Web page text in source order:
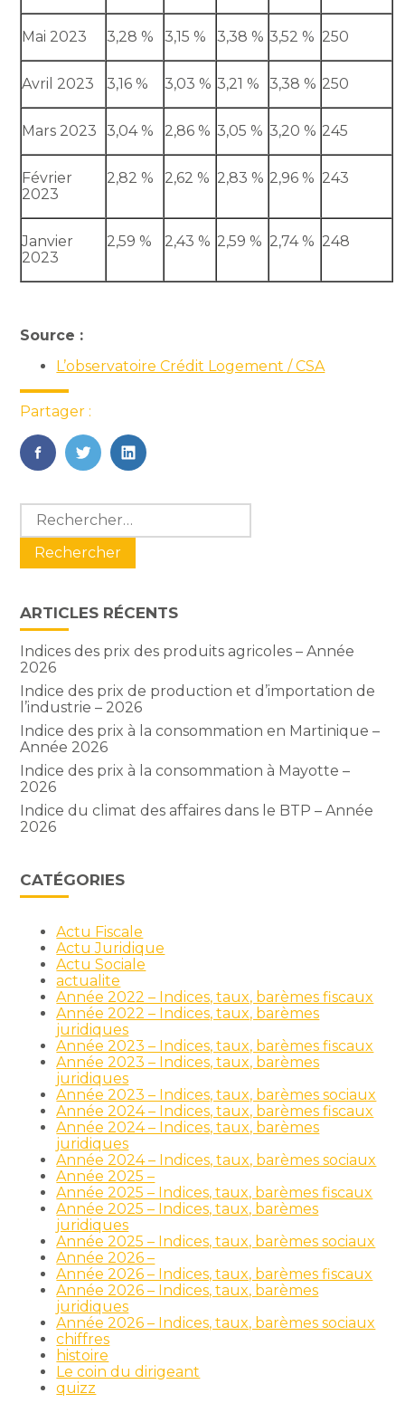
Mai 2023 3,28 % 3,15 % 3,38 % 3,52 % 250
Avril 2023 3,16 % 3,03 % 3,21 % 3,38 % 250
Mars 2023 3,04 % 2,86 % 3,05 % 3,20 % 245
Février
2023
2,82 % 2,62 % 2,83 % 2,96 % 243
Janvier
2023
2,59 % 2,43 % 2,59 % 2,74 % 248
Source :
L’observatoire Crédit Logement / CSA
Partager :
FaceBook
TwitterLinkedIn
Blog
sidebar
Rechercher :
ARTICLES RÉCENTS
Indices des prix des produits agricoles – Année
2026
Indice des prix de production et d’importation de
l’industrie – 2026
Indice des prix à la consommation en Martinique –
Année 2026
Indice des prix à la consommation à Mayotte –
2026
Indice du climat des affaires dans le BTP – Année
2026
CATÉGORIES
Actu Fiscale
Actu Juridique
Actu Sociale
actualite
Année 2022 – Indices, taux, barèmes fiscaux
Année 2022 – Indices, taux, barèmes
juridiques
Année 2023 – Indices, taux, barèmes fiscaux
Année 2023 – Indices, taux, barèmes
juridiques
Année 2023 – Indices, taux, barèmes sociaux
Année 2024 – Indices, taux, barèmes fiscaux
Année 2024 – Indices, taux, barèmes
juridiques
Année 2024 – Indices, taux, barèmes sociaux
Année 2025 –
Année 2025 – Indices, taux, barèmes fiscaux
Année 2025 – Indices, taux, barèmes
juridiques
Année 2025 – Indices, taux, barèmes sociaux
Année 2026 –
Année 2026 – Indices, taux, barèmes fiscaux
Année 2026 – Indices, taux, barèmes
juridiques
Année 2026 – Indices, taux, barèmes sociaux
chiffres
histoire
Le coin du dirigeant
quizz